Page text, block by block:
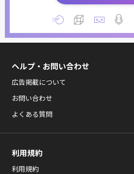
ヘルプ・お問い合わせ
広告掲載について
お問い合わせ
よくある質問
利用規約
利用規約